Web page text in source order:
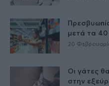
μετά τα 40
20
Οι γάτες
στην